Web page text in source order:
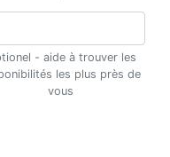
- aide à trouver les
les plus près de
vous